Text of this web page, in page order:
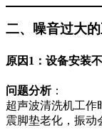
二、噪音过大
原因1：设备安装
问题分析：
超声波清洗机工作
震脚垫老化，振动